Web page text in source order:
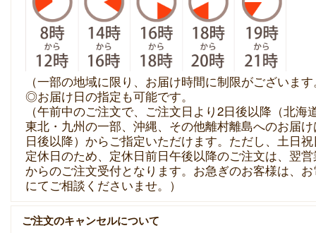
（一部の地域に限り、お届け時間に制限がございま
◎お届け日の指定も可能です。
（午前中のご注文で、ご注文日より2日後以降（北海
東北・九州の一部、沖縄、その他離村離島へのお届
日後以降）からご指定いただけます。ただし、土日
定休日のため、定休日前日午後以降のご注文は、翌
からのご注文受付となります。お急ぎのお客様は、
にてご相談くださいませ。）
ご注文のキャンセルについて